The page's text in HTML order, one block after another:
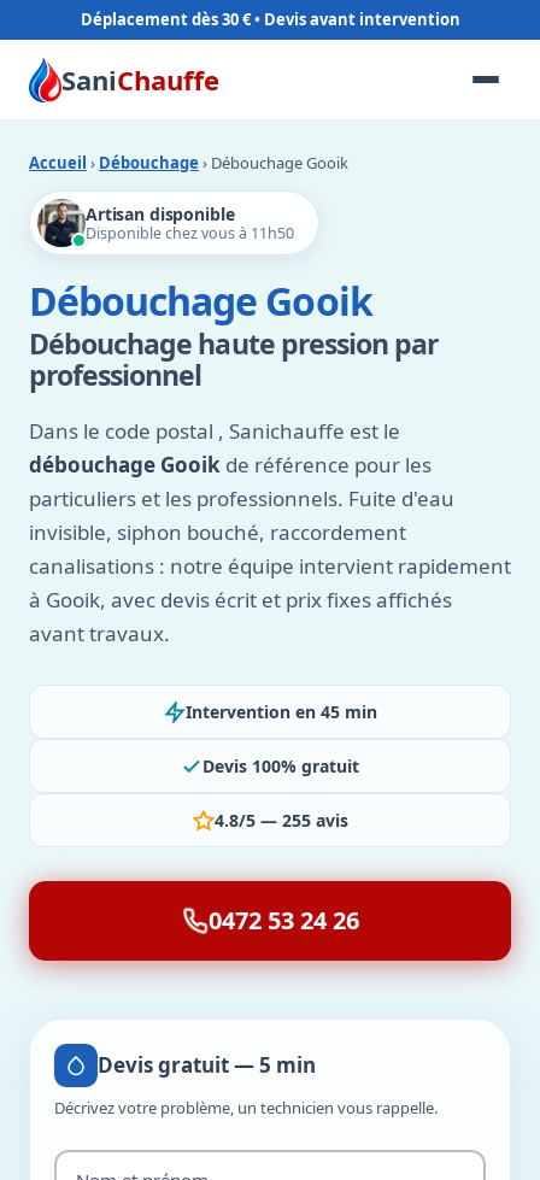
Déplacement dès 30 €
SaniChauffe
Accueil › Débouchage › Débouchage Gooik
Artisan disponible
Disponible chez vous à 11h50
Débouchage Gooik
Débouchage haute pression par
professionnel
Dans le code postal , Sanichauffe est le
débouchage Gooik de référence pour les
particuliers et les professionnels. Fuite d'eau
invisible, siphon bouché, raccordement
canalisations : notre équipe intervient rapidement
à Gooik, avec devis écrit et prix fixes affichés
avant travaux.
Intervention en 45 min
Devis 100% gratuit
4.8/5 — 255 avis
0472 53 24 26
Devis gratuit — 5 min
Décrivez votre problème, un technicien vous rappelle.